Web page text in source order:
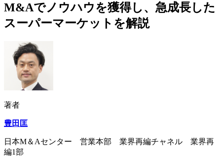
M&Aでノウハウを獲得し、急成長した
スーパーマーケットを解説
著者
豊田匡
日本М＆Aセンター 営業本部 業界再編チャネル 業界再
編1部